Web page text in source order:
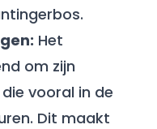
Het
om zijn
vooral in de
Dit maakt